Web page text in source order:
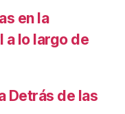
en la
a lo largo de
Detrás de las